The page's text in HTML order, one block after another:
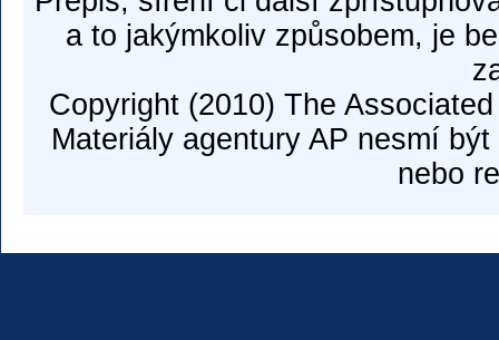
a to jakýmkoliv způsobem, je
Copyright (2010) The
Materiály agentury AP nesmí
nebo